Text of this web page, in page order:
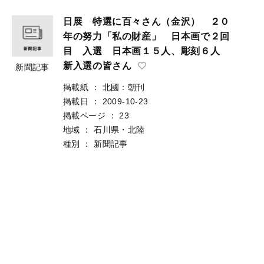
新聞記事
日展 特選に百々さん（金沢） ２０
年の努力「私の財産」 日本画で２回
目 入選 日本画１５人、彫刻６人
新入選の皆さん
掲載紙 ：
北國：朝刊
掲載日
：
2009-10-23
掲載ページ
：
23
地域
：
石川県・北陸
種別
： 新聞記事